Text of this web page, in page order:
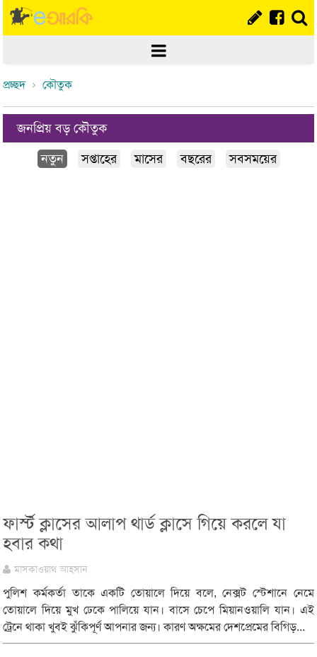
প্রচ্ছদ কৌতুক
জনপ্রিয় বড় কৌতুক
নতুন
সপ্তাহের মাসের বছরের সবসময়ের
ফার্স্ট ক্লাসের আলাপ থার্ড ক্লাসে গিয়ে করলে যা
হবার কথা
মাসকাওয়াথ আহসান
পুলিশ কর্মকর্তা তাকে একটি তোয়ালে দিয়ে বলে, নেক্সট স্টেশানে নেমে
তোয়ালে দিয়ে মুখ ঢেকে পালিয়ে যান। বাসে চেপে মিয়ানওয়ালি যান। এই
ট্রেনে থাকা খুবই ঝুঁকিপূর্ণ আপনার জন্য। কারণ অক্ষমের দেশপ্রেমের বিগিড়...